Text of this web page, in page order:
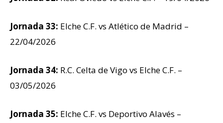
Jornada 33: Elche C.F. vs Atlético de Madrid –
22/04/2026
Jornada 34: R.C. Celta de Vigo vs Elche C.F. –
03/05/2026
Jornada 35: Elche C.F. vs Deportivo Alavés –